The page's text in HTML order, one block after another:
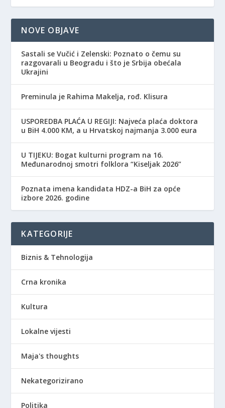
NOVE OBJAVE
Sastali se Vučić i Zelenski: Poznato o čemu su
razgovarali u Beogradu i što je Srbija obećala
Ukrajini
Preminula je Rahima Makelja, rođ. Klisura
USPOREDBA PLAĆA U REGIJI: Najveća plaća doktora
u BiH 4.000 KM, a u Hrvatskoj najmanja 3.000 eura
​U TIJEKU: Bogat kulturni program na 16.
Međunarodnoj smotri folklora “Kiseljak 2026”
Poznata imena kandidata HDZ-a BiH za opće
izbore 2026. godine
KATEGORIJE
Biznis & Tehnologija
Crna kronika
Kultura
Lokalne vijesti
Maja's thoughts
Nekategorizirano
Politika